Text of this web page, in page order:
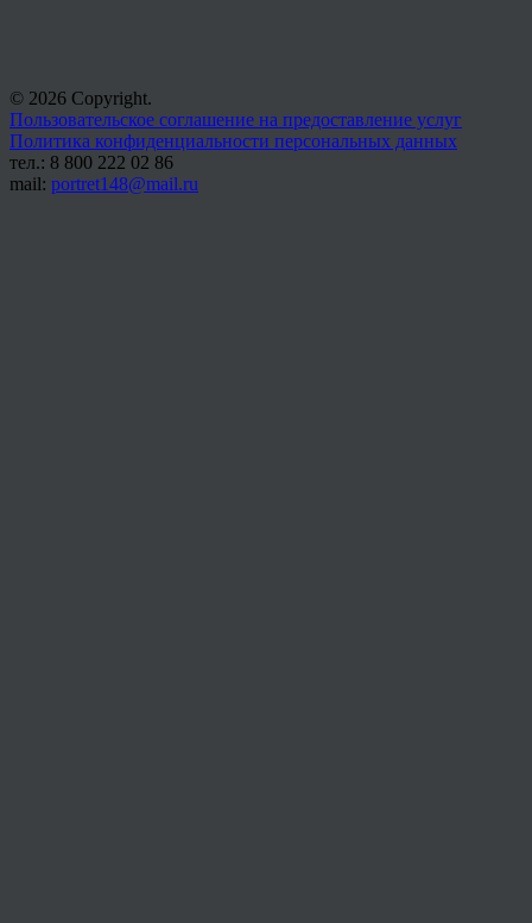
© 2026 Copyright.
Пользовательское соглашение на предоставление услуг
Политика конфиденциальности персональных данных
тел.: 8 800 222 02 86
mail: portret148@mail.ru